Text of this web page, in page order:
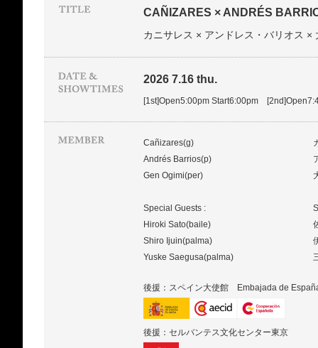
CAÑIZARES × ANDRÉS
カニサレス × アンドレス・バリオス ×
2026 7.16 thu.
[1st]Open5:00pm Start6:00pm
Cañizares(g)
Andrés Barrios(p)
Gen Ogimi(per)
Special Guests :
Hiroki Sato(baile)
Shiro Ijuin(palma)
Yuske Saegusa(palma)
後援：スペイン大使館 Embajada de
後援：セルバンテス文化センター東京